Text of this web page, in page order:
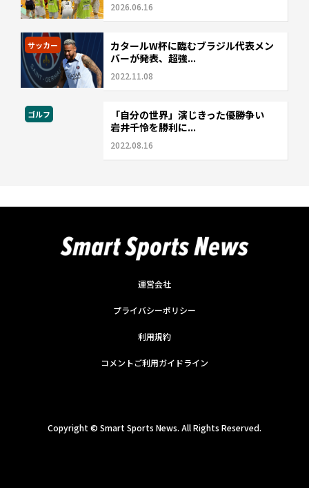
2026.06.16
サッカー
カタールW杯に臨むブラジル代表メン
バーが発表、超強...
2022.11.08
ゴルフ
「自分の世界」演じきった優勝争い
岩井千怜を勝利に...
2022.08.16
運営会社
プライバシーポリシー
利用規約
コメントご利用ガイドライン
Copyright © Smart Sports News. All Rights Reserved.